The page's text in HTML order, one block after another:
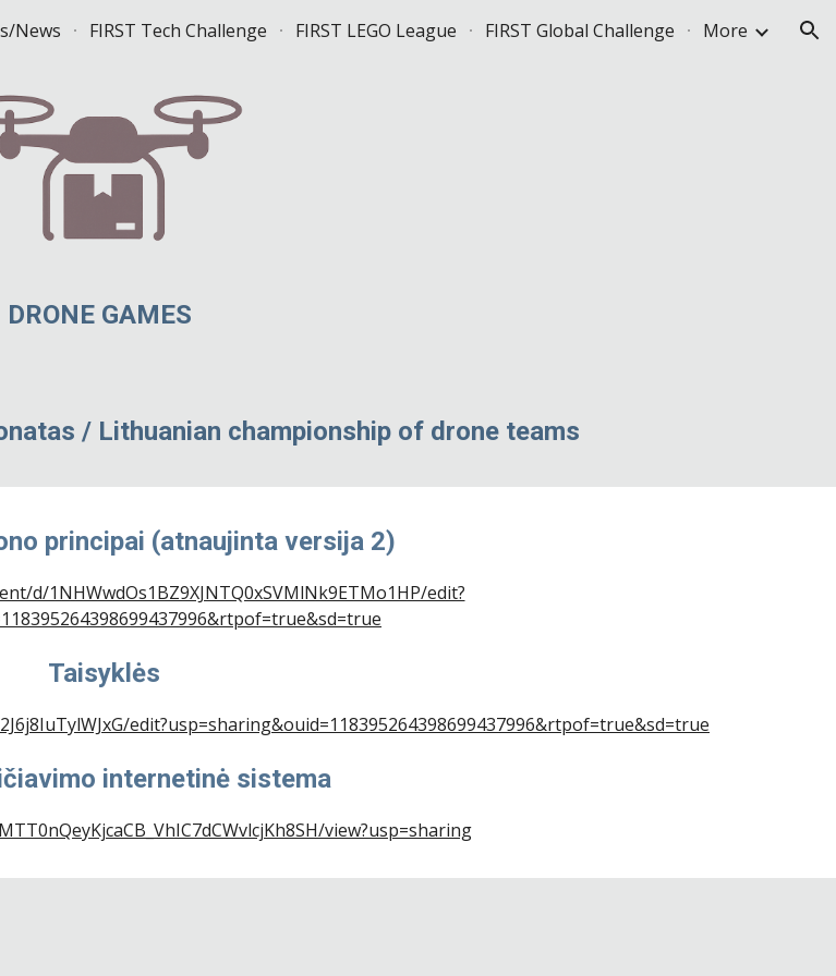
Skip to navigation
News FIRST Tech Challenge FIRST LEGO League FIRST Global Challenge More
DRONE GAMES
/ Lithuanian championship of drone teams
principai (atnaujinta versija 2)
d/1NHWwdOs1BZ9XJNTQ0xSVMlNk9ETMo1HP/edit?
Taisyklės
edit?usp=sharing&ouid=118395264398699437996&rtpof=true&sd=true
internetinė sistema
view?usp=sharing